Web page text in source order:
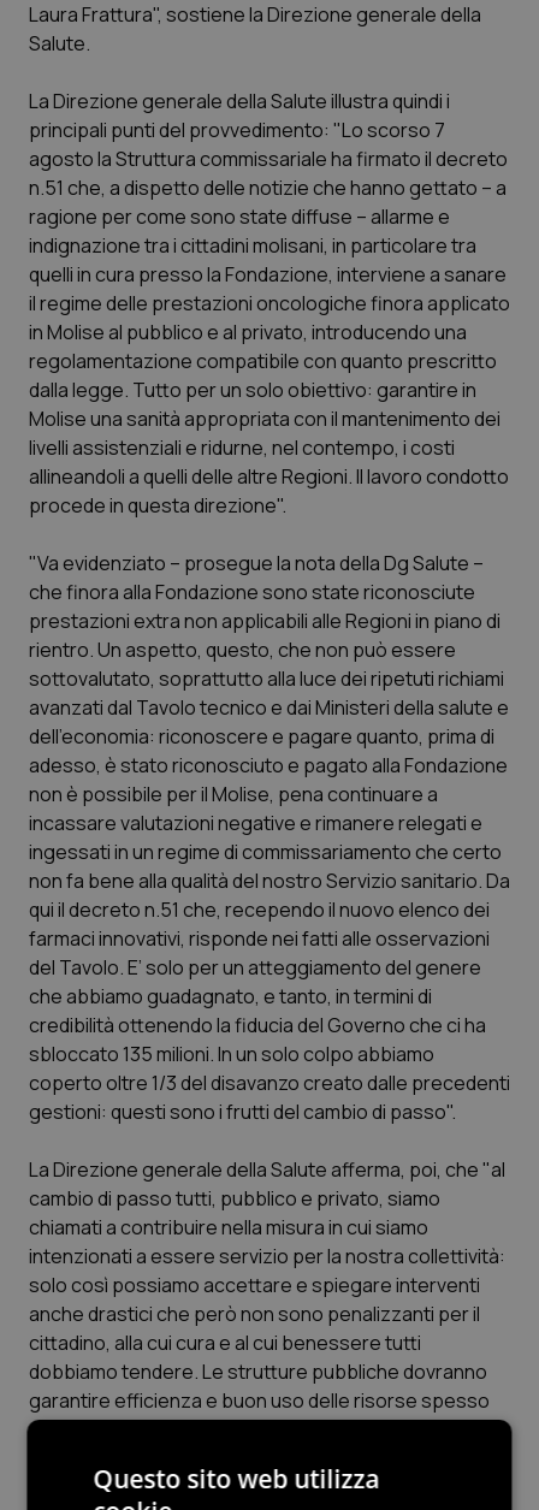
Emilia-Romagna
Friuli Venezia Giulia
Lazio
Liguria
Lombardia
Marche
Molise
Piemonte
Provincia Autonoma di Trento
Puglia
Sardegna
Sicilia
Toscana
Umbria
Valle D’Aosta
Veneto
Colesterolo & coronaropatie
Dermatite Atopica
Diabete & glucometri
Disturbi dell’umore
Dolore
Donna & Salute
Epatiti
HIV
Ipertensione & Scompenso
Malattie rare
Malattia di Crohn & Rettocolite Ulcerosa
Neuroscienze & patologie neurodegenerative
Obesità
Oftalmologia
Oncodermatologia
Oncoematologia
Oncologia & Nutrizione
Psoriasi & pelle
Quotidiano Cardiologia
Quotidiano Chirurgia
Quotidiano Oncologia
Quotidiano Pediatria
Rene & patologie urogenitali
Laura Frattura", sostiene la Direzione generale della
Salute.
La Direzione generale della Salute illustra quindi i
principali punti del provvedimento: "Lo scorso 7
agosto la Struttura commissariale ha firmato il decreto
n.51 che, a dispetto delle notizie che hanno gettato – a
ragione per come sono state diffuse – allarme e
indignazione tra i cittadini molisani, in particolare tra
quelli in cura presso la Fondazione, interviene a sanare
il regime delle prestazioni oncologiche finora applicato
in Molise al pubblico e al privato, introducendo una
regolamentazione compatibile con quanto prescritto
dalla legge. Tutto per un solo obiettivo: garantire in
Molise una sanità appropriata con il mantenimento dei
livelli assistenziali e ridurne, nel contempo, i costi
allineandoli a quelli delle altre Regioni. Il lavoro condotto
procede in questa direzione".
"Va evidenziato – prosegue la nota della Dg Salute –
che finora alla Fondazione sono state riconosciute
prestazioni extra non applicabili alle Regioni in piano di
rientro. Un aspetto, questo, che non può essere
sottovalutato, soprattutto alla luce dei ripetuti richiami
avanzati dal Tavolo tecnico e dai Ministeri della salute e
dell’economia: riconoscere e pagare quanto, prima di
adesso, è stato riconosciuto e pagato alla Fondazione
non è possibile per il Molise, pena continuare a
incassare valutazioni negative e rimanere relegati e
ingessati in un regime di commissariamento che certo
non fa bene alla qualità del nostro Servizio sanitario. Da
qui il decreto n.51 che, recependo il nuovo elenco dei
farmaci innovativi, risponde nei fatti alle osservazioni
del Tavolo. E’ solo per un atteggiamento del genere
che abbiamo guadagnato, e tanto, in termini di
credibilità ottenendo la fiducia del Governo che ci ha
sbloccato 135 milioni. In un solo colpo abbiamo
coperto oltre 1/3 del disavanzo creato dalle precedenti
gestioni: questi sono i frutti del cambio di passo".
La Direzione generale della Salute afferma, poi, che "al
cambio di passo tutti, pubblico e privato, siamo
chiamati a contribuire nella misura in cui siamo
intenzionati a essere servizio per la nostra collettività:
solo così possiamo accettare e spiegare interventi
anche drastici che però non sono penalizzanti per il
cittadino, alla cui cura e al cui benessere tutti
dobbiamo tendere. Le strutture pubbliche dovranno
garantire efficienza e buon uso delle risorse spesso
assenti nel passato, le strutture accreditate dovranno
applicate. Capiamo bene come i tagli proposti
Questo sito web utilizza